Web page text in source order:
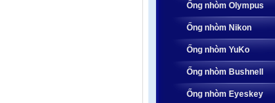
Ống nhòm Olympus
Ống nhòm Nikon
Ống nhòm YuKo
Ống nhòm Bushnell
Ống nhòm Eyeskey